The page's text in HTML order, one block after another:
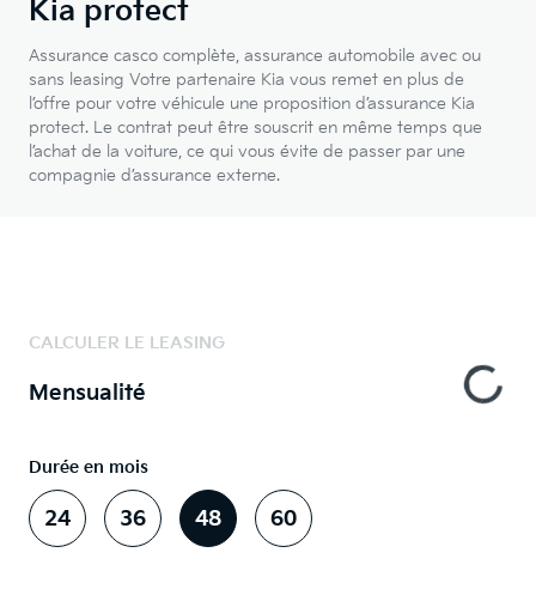
Kia protect
Assurance casco complète, assurance automobile avec ou
sans leasing Votre partenaire Kia vous remet en plus de
l’offre pour votre véhicule une proposition d’assurance Kia
protect. Le contrat peut être souscrit en même temps que
l’achat de la voiture, ce qui vous évite de passer par une
compagnie d’assurance externe.
CALCULER LE LEASING
Mensualité
Durée en mois
24 36 48 60